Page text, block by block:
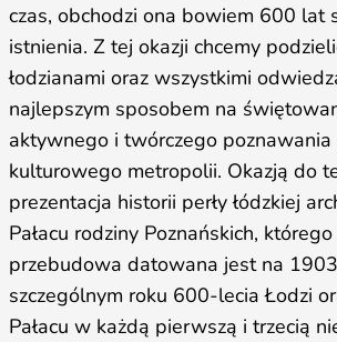
czas, obchodzi ona bowiem 600 lat
istnienia. Z tej okazji chcemy
łodzianami oraz wszystkimi
najlepszym sposobem na
aktywnego i twórczego
kulturowego metropolii. Okazją do
prezentacja historii perły łódzkiej
Pałacu rodziny Poznańskich,
przebudowa datowana jest na
szczególnym roku 600-lecia Łodzi
Pałacu w każdą pierwszą i trzecią